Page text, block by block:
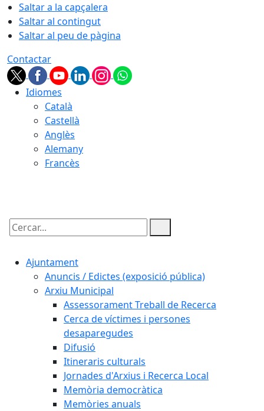
Saltar a la capçalera
Saltar al contingut
Saltar al peu de pàgina
Contactar
Idiomes
Català
Castellà
Anglès
Alemany
Francès
Cercar:
Ajuntament
Anuncis / Edictes (exposició pública)
Arxiu Municipal
Assessorament Treball de Recerca
Cerca de víctimes i persones
desaparegudes
Difusió
Itineraris culturals
Jornades d'Arxius i Recerca Local
Memòria democràtica
Memòries anuals